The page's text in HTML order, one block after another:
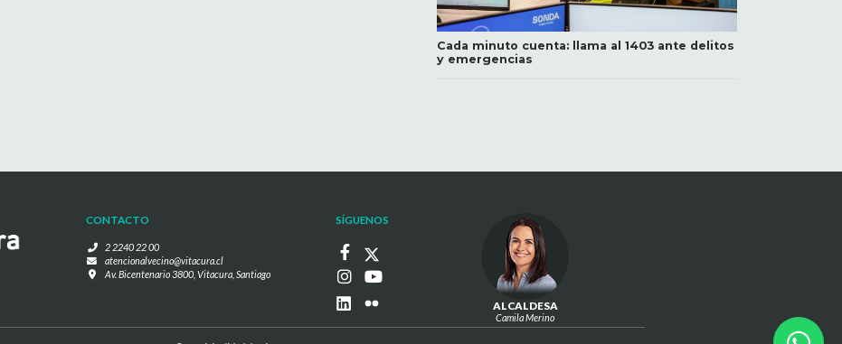
Cada minuto cuenta: llama al 1403 ante delitos
y emergencias
CONTACTO
2 2240 22 00
atencionalvecino@vitacura.cl
Av. Bicentenario 3800, Vitacura, Santiago
SÍGUENOS
ALCALDESA
Camila Merino